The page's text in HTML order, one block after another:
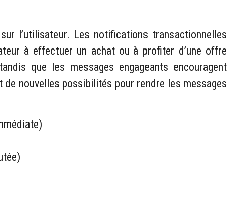
l’utilisateur. Les notifications transactionnelles
à effectuer un achat ou à profiter d’une offre
que les messages engageants encouragent
nouvelles possibilités pour rendre les messages